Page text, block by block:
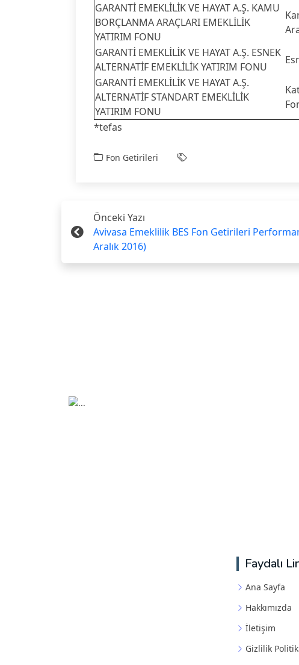
GARANTİ EMEKLİLİK VE HAYAT A.Ş. KAMU
BORÇLANMA ARAÇLARI EMEKLİLİK
YATIRIM FONU
GARANTİ EMEKLİLİK VE HAYAT A.Ş. ESNEK
ALTERNATİF EMEKLİLİK YATIRIM FONU
GARANTİ EMEKLİLİK VE HAYAT A.Ş.
ALTERNATİF STANDART EMEKLİLİK
YATIRIM FONU
*tefas
Fon Getirileri
Önceki Yazı
Avivasa Emeklilik BES Fon Getirileri
Aralık 2016)
Faydalı
Ana Sayfa
Hakkımızda
İletişim
Gizlilik